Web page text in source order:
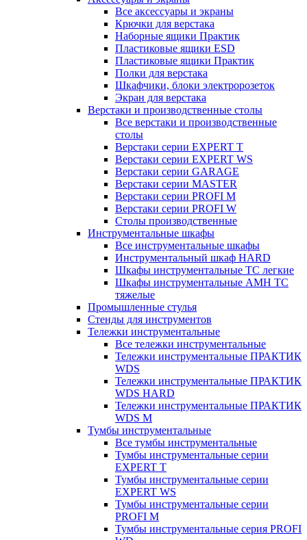
Все аксессуары и экраны
Крючки для верстака
Наборные ящики Практик
Пластиковые ящики ESD
Пластиковые ящики Практик
Полки для верстака
Шкафчики, блоки электророзеток
Экран для верстака
Верстаки и производственные столы
Все верстаки и производственные
столы
Верстаки серии EXPERT T
Верстаки серии EXPERT WS
Верстаки серии GARAGE
Верстаки серии MASTER
Верстаки серии PROFI M
Верстаки серии PROFI W
Столы производственные
Инструментальные шкафы
Все инструментальные шкафы
Инструментальный шкаф HARD
Шкафы инструментальные ТС легкие
Шкафы инструментальные AMH TC
тяжелые
Промышленные стулья
Стенды для инструментов
Тележки инструментальные
Все тележки инструментальные
Тележки инструментальные ПРАКТИК
WDS
Тележки инструментальные ПРАКТИК
WDS HARD
Тележки инструментальные ПРАКТИК
WDS M
Тумбы инструментальные
Все тумбы инструментальные
Тумбы инструментальные серии
EXPERT T
Тумбы инструментальные серии
EXPERT WS
Тумбы инструментальные серии
PROFI M
Тумбы инструментальные серия PROFI